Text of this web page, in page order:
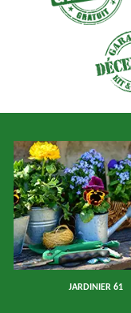
JARDINIER 61